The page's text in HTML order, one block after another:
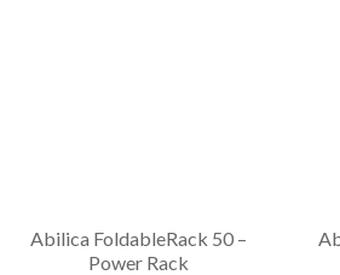
Abilica FoldableRack 50 –
Power Rack